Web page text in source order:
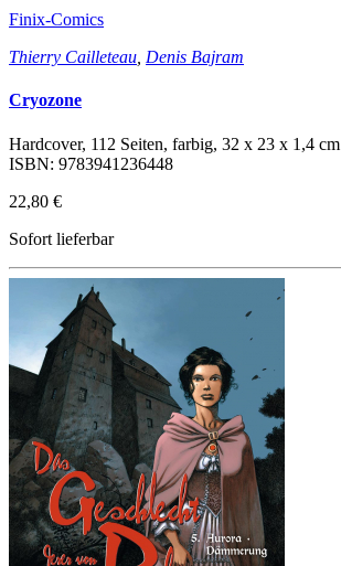
Finix-Comics
Thierry Cailleteau Denis Bajram
Cryozone
Hardcover, 112 Seiten, farbig, 32 x 23 x 1,4 cm
ISBN: 9783941236448
22,80 €
Sofort lieferbar